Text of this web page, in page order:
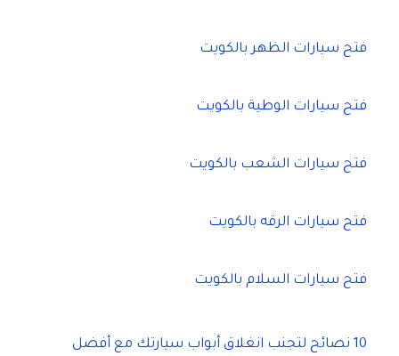
فتح سيارات الظهر بالكويت
فتح سيارات الوطية بالكويت
فتح سيارات الشعب بالكويت
فتح سيارات الرقه بالكويت
فتح سيارات السلام بالكويت
10 نصائح لتجنب انغلاق أبواب سيارتك مع أفضل